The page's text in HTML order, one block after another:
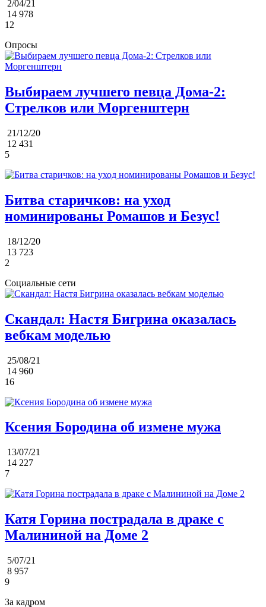
2/04/21
14 978
12
Опросы
Выбираем лучшего певца Дома-2:
Стрелков или Моргенштерн
21/12/20
12 431
5
Битва старичков: на уход
номинированы Ромашов и Безус!
18/12/20
13 723
2
Социальные сети
Скандал: Настя Бигрина оказалась
вебкам моделью
25/08/21
14 960
16
Ксения Бородина об измене мужа
13/07/21
14 227
7
Катя Горина пострадала в драке с
Малининой на Доме 2
5/07/21
8 957
9
За кадром